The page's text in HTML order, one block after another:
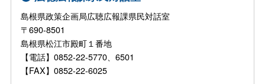
島根県政策企画局広聴広報課県民対話室
〒690-8501
島根県松江市殿町１番地
【電話】0852-22-5770、6501
【FAX】0852-22-6025